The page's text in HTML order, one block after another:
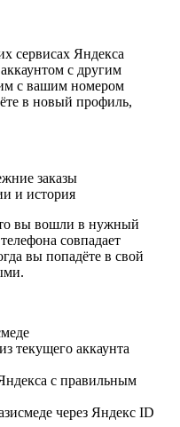
сервисах Яндекса
с другим
с вашим номером
в новый профиль,
заказы
и история
вы вошли в нужный
совпадает
вы попадёте в свой
текущего аккаунта
с правильным
через Яндекс ID